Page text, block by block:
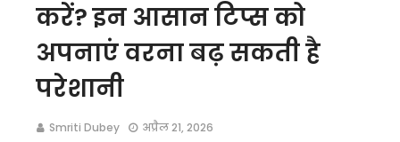
करें? इन आसान टिप्स को
अपनाएं वरना बढ़ सकती है
परेशानी
Smriti Dubey अप्रैल 21, 2026